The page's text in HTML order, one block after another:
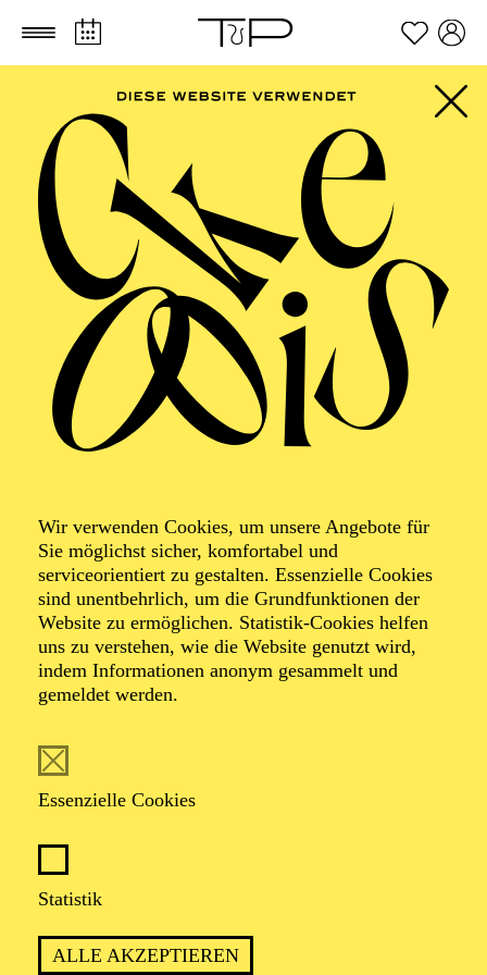
Zum Hauptinhalt springen Zum Footer springen
Wir verwenden Cookies, um unsere Angebote für
Sie möglichst sicher, komfortabel und
serviceorientiert zu gestalten. Essenzielle Cookies
sind unentbehrlich, um die Grundfunktionen der
Website zu ermöglichen. Statistik-Cookies helfen
uns zu verstehen, wie die Website genutzt wird,
indem Informationen anonym gesammelt und
gemeldet werden.
Essenzielle Cookies
Statistik
ALLE AKZEPTIEREN
Ihr Aufenthalt
Kein Dress­code
Für viele Besucher*innen gehört es zum Theater- oder
Konzertbesuch dazu, sich besonders stilvoll und/oder
außergewöhnlich zu kleiden, und sie genießen es, ihre
schönsten Kleidungsstücke auszuführen. Aber auch
Garderobe
Die Garderobengebühr ist im Eintrittspreis enthalten.
Mäntel und Jacken sowie Rucksäcke und große
Taschen sind aus Sicherheitsgründen an der Garderobe
In unseren Spielstätten können Sie vor den
Veranstaltungen sowie in den Pausen das
Informationen zum darüber hinausgehenden Angebot: